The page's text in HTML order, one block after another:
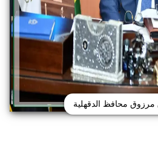
مرزوق محافظ الدقهلية